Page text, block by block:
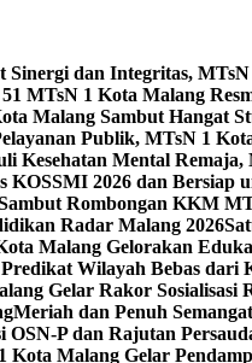
Sinergi dan Integritas,
MTsN 1 Kota Malang
Malang Sambut Hangat
Publik, MTsN 1
Kesehatan Mental
KOSSMI 2026 dan Bersiap
Rombongan KKM
Radar Malang 2026
Malang Gelorakan
Wilayah Bebas dari
Gelar Rakor Sosialisasi
Meriah dan Penuh
OSN-P dan Rajutan
Kota Malang Gelar